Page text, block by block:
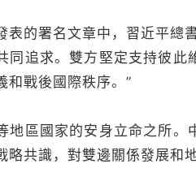
的署名文章中，習近平總書
同追求。雙方堅定支持彼
和戰後國際秩序。”
區國家的安身立命之所。
略共識，對雙邊關係發展和